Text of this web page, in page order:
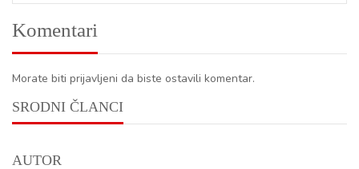
Komentari
Morate biti prijavljeni da biste ostavili komentar.
SRODNI ČLANCI
AUTOR